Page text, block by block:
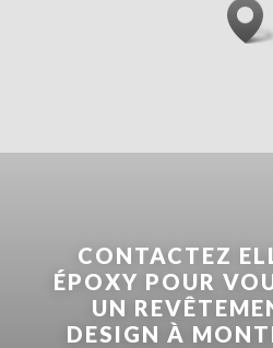
CONTACTEZ
ÉPOXY POUR
UN
DESIGN À